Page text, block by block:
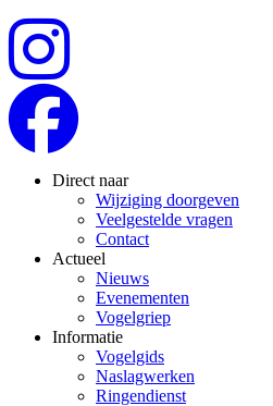
Direct naar
Wijziging doorgeven
Veelgestelde vragen
Contact
Actueel
Nieuws
Evenementen
Vogelgriep
Informatie
Vogelgids
Naslagwerken
Ringendienst